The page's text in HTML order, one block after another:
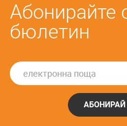
Абонирайте
бюлетин
АБОНИРАЙ